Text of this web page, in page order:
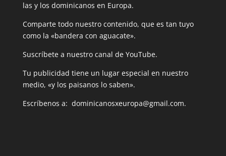
las y los dominicanos en Europa.
Comparte todo nuestro contenido, que es tan tuyo
como la «bandera con aguacate».
Suscríbete a nuestro canal de YouTube.
Tu publicidad tiene un lugar especial en nuestro
medio, «y los paisanos lo saben».
Escríbenos a: dominicanosxeuropa@gmail.com.